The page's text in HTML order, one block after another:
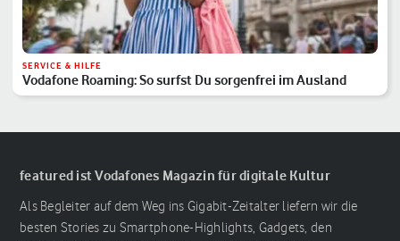
SERVICE & HILFE
Vodafone Roaming: So surfst Du sorgenfrei im Ausland
featured ist Vodafones Magazin für digitale Kultur
Als Begleiter auf dem Weg ins Gigabit-Zeitalter liefern wir die
besten Stories zu Smartphone-Highlights, Gadgets, den